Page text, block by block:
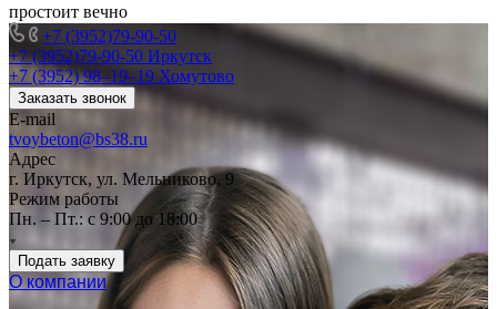
простоит вечно
+7 (3952)79-90-50
+7 (3952)79-90-50 Иркутск
+7 (3952) 98‒19‒19 Хомутово
Заказать звонок
E-mail
tvoybeton@bs38.ru
Адрес
г. Иркутск, ул. Мельниково, 9
Режим работы
Пн. – Пт.: с 9:00 до 18:00
Подать заявку
О компании